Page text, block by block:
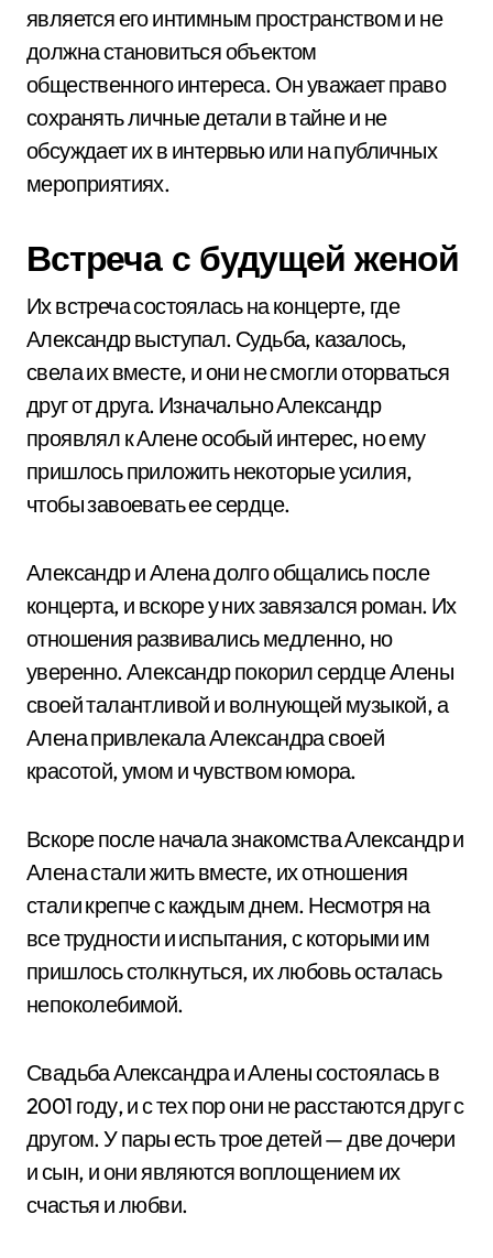
является его интимным пространством и не
должна становиться объектом
общественного интереса. Он уважает право
сохранять личные детали в тайне и не
обсуждает их в интервью или на публичных
мероприятиях.
Встреча с будущей женой
Их встреча состоялась на концерте, где
Александр выступал. Судьба, казалось,
свела их вместе, и они не смогли оторваться
друг от друга. Изначально Александр
проявлял к Алене особый интерес, но ему
пришлось приложить некоторые усилия,
чтобы завоевать ее сердце.
Александр и Алена долго общались после
концерта, и вскоре у них завязался роман. Их
отношения развивались медленно, но
уверенно. Александр покорил сердце Алены
своей талантливой и волнующей музыкой, а
Алена привлекала Александра своей
красотой, умом и чувством юмора.
Вскоре после начала знакомства Александр и
Алена стали жить вместе, их отношения
стали крепче с каждым днем. Несмотря на
все трудности и испытания, с которыми им
пришлось столкнуться, их любовь осталась
непоколебимой.
Свадьба Александра и Алены состоялась в
2001 году, и с тех пор они не расстаются друг с
другом. У пары есть трое детей — две дочери
и сын, и они являются воплощением их
счастья и любви.